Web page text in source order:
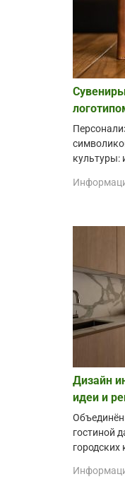
культуры:
Дизайн
идеи и
гостиной
городских